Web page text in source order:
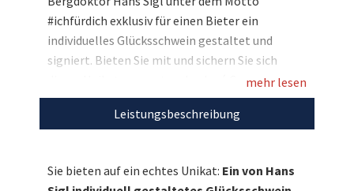
#ichfürdich exklusiv für einen Bieter ein
individuelles Glücksschwein gestaltet und
signiert. Bieten Sie mit und sichern Sie sich
dieses Unikat zugunsten der José Carreras
Stiftung, die damit das Ziel verfolgt „Leukämie
muss heilbar werden. Immer und bei jedem.“
Entdecken Sie bei uns auch weitere
mehr lesen
Leistungsbeschreibung
Sie bieten auf ein echtes Unikat: Ein von Hans